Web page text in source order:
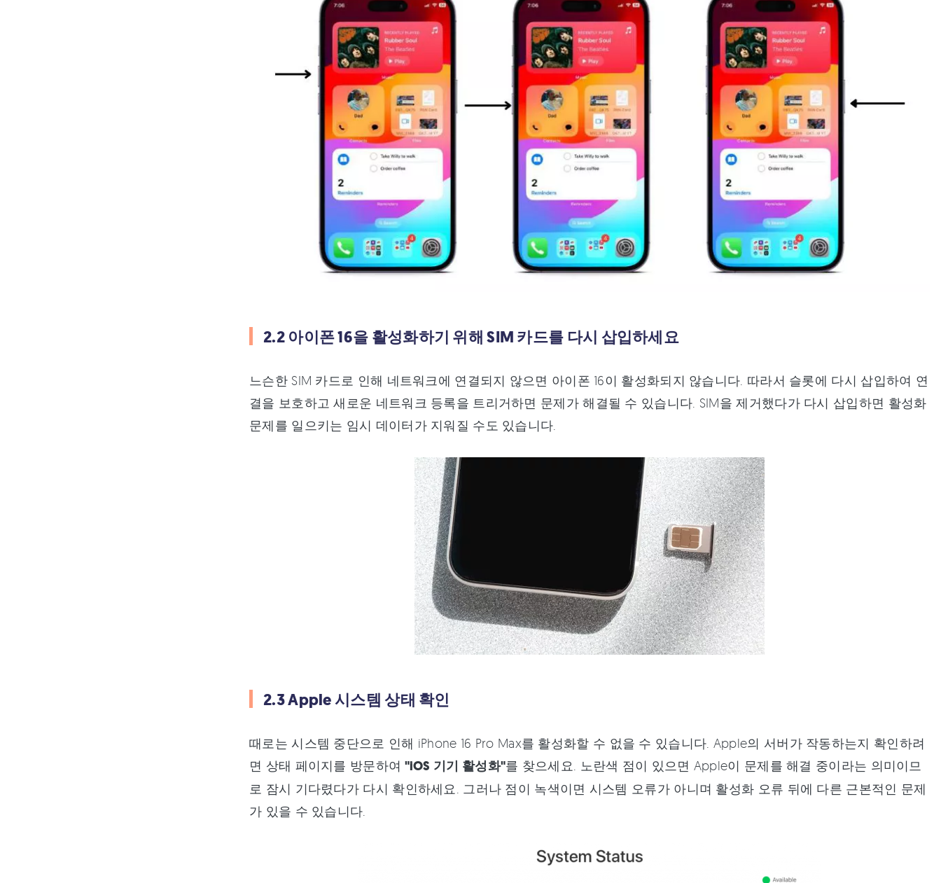
2.2 아이폰 16을 활성화하기 위해 SIM 카드를 다시 삽입하세요
느슨한 SIM 카드로 인해 네트워크에 연결되지 않으면 아이폰 16이 활성화되지 않습니다. 따라서 슬롯에 다시 삽입하여 연
결을 보호하고 새로운 네트워크 등록을 트리거하면 문제가 해결될 수 있습니다. SIM을 제거했다가 다시 삽입하면 활성화
문제를 일으키는 임시 데이터가 지워질 수도 있습니다.
2.3 Apple 시스템 상태 확인
때로는 시스템 중단으로 인해 iPhone 16 Pro Max를 활성화할 수 없을 수 있습니다. Apple의 서버가 작동하는지 확인하려
면 상태 페이지를 방문하여 "iOS 기기 활성화"를 찾으세요. 노란색 점이 있으면 Apple이 문제를 해결 중이라는 의미이므
로 잠시 기다렸다가 다시 확인하세요. 그러나 점이 녹색이면 시스템 오류가 아니며 활성화 오류 뒤에 다른 근본적인 문제
가 있을 수 있습니다.